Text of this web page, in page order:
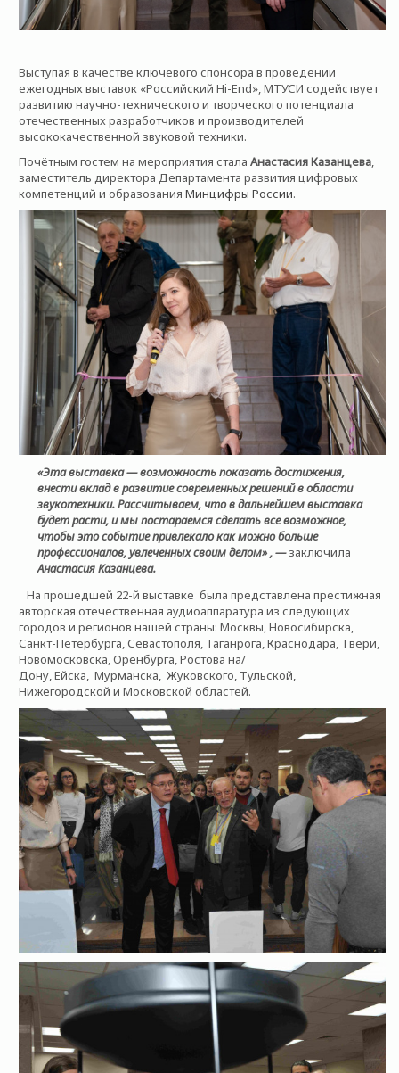
Выступая в качестве ключевого спонсора в проведении
ежегодных выставок «Российский Hi-End», МТУСИ содействует
развитию научно-технического и творческого потенциала
отечественных разработчиков и производителей
высококачественной звуковой техники.
Почётным гостем на мероприятия стала Анастасия Казанцева,
заместитель директора Департамента развития цифровых
компетенций и образования Минцифры России.
«Эта выставка — возможность показать достижения,
внести вклад в развитие современных решений в области
звукотехники. Рассчитываем, что в дальнейшем выставка
будет расти, и мы постараемся сделать все возможное,
чтобы это событие привлекало как можно больше
профессионалов, увлеченных своим делом» , —заключила
Анастасия Казанцева.
На прошедшей 22-й выставке была представлена престижная
авторская отечественная аудиоаппаратура из следующих
городов и регионов нашей страны: Москвы, Новосибирска,
Санкт-Петербурга, Севастополя, Таганрога, Краснодара, Твери,
Новомосковска, Оренбурга, Ростова на/
Дону, Ейска, Мурманска, Жуковского, Тульской,
Нижегородской и Московской областей.